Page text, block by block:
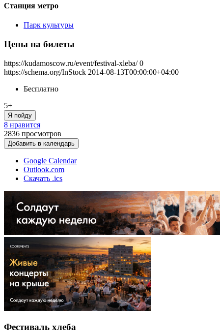
Станция метро
Парк культуры
Цены на билеты
https://kudamoscow.ru/event/festival-xleba/ 0
https://schema.org/InStock 2014-08-13T00:00:00+04:00
Бесплатно
5+
Я пойду
8 нравится
2836 просмотров
Добавить в календарь
Google Calendar
Outlook.com
Скачать .ics
Фестиваль хлеба